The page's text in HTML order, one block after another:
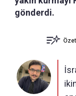
gönderdi.